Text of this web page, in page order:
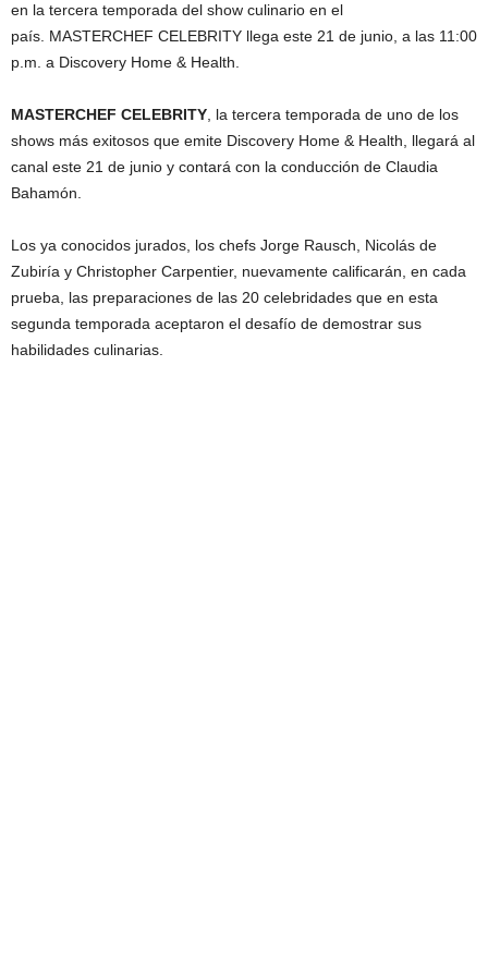
en la tercera temporada del show culinario en el
país. MASTERCHEF CELEBRITY llega este 21 de junio, a las 11:00
p.m. a Discovery Home & Health.
MASTERCHEF CELEBRITY, la tercera temporada de uno de los
shows más exitosos que emite Discovery Home & Health, llegará al
canal este 21 de junio y contará con la conducción de Claudia
Bahamón.
Los ya conocidos jurados, los chefs Jorge Rausch, Nicolás de
Zubiría y Christopher Carpentier, nuevamente calificarán, en cada
prueba, las preparaciones de las 20 celebridades que en esta
segunda temporada aceptaron el desafío de demostrar sus
habilidades culinarias.